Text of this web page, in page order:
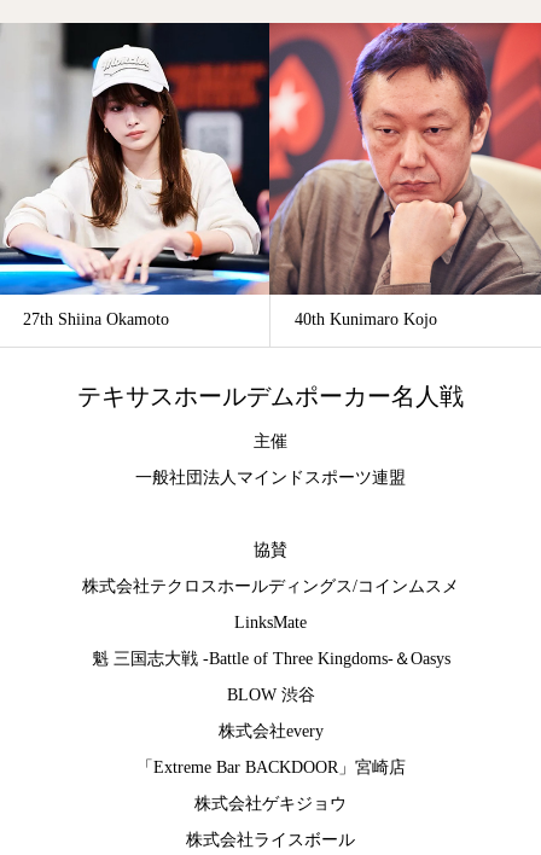
27th Shiina Okamoto 40th Kunimaro Kojo
テキサスホールデムポーカー名人戦
主催
一般社団法人マインドスポーツ連盟
協賛
株式会社テクロスホールディングス/コインムスメ
LinksMate
魁 三国志大戦 -Battle of Three Kingdoms-＆Oasys
BLOW 渋谷
株式会社every
「Extreme Bar BACKDOOR」宮崎店
株式会社ゲキジョウ
株式会社ライスボール